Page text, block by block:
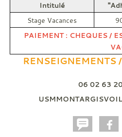
Intitulé
Stage Vacances
PAIEMENT : CHEQUES /
RENSEIGNEMENTS
06 02 63